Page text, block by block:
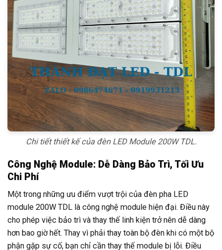
Chi tiết thiết kế của đèn LED Module 200W TDL.
Công Nghệ Module: Dễ Dàng Bảo Trì, Tối Ưu
Chi Phí
Một trong những ưu điểm vượt trội của đèn pha LED
module 200W TDL là công nghệ module hiện đại. Điều này
cho phép việc bảo trì và thay thế linh kiện trở nên dễ dàng
hơn bao giờ hết. Thay vì phải thay toàn bộ đèn khi có một bộ
phận gặp sự cố, bạn chỉ cần thay thế module bị lỗi. Điều